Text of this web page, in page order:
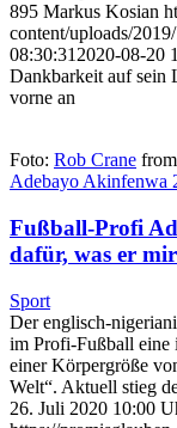
895 Markus Kosian
content/uploads/
08:30:31 2020-08-20
Dankbarkeit auf sein
vorne an
Foto: Rob Crane
Adebayo Akinfenwa
Fußball-Profi
dafür, was er
Sport
Der englisch-
im Profi-Fußball eine
einer Körpergröße
Welt“. Aktuell stieg
26. Juli 2020 10:00